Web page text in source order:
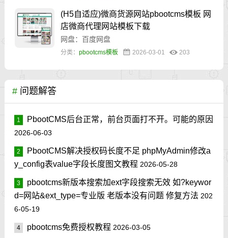
(H5自适应)微商货源网站pbootcms模板 网
店微商代理网站模板下载
网盘：百度网盘
分类： pbootcms模板 2026-03-01 203
# 问题解答
1 PbootCMS后台正常，前台页面打不开。可能的原因
2026-06-03
2
PbootCMS解决授权码长度不足 phpMyAdmin修改a
y_config表value字段长度图文教程 2026-05-28
3
pbootcms新版本搜索加ext字段搜索无效 如?keywor
d=网站&ext_type=专业版 老版本没有问题 修复方法 202
6-05-19
4 pbootcms免费授权教程 2026-03-05